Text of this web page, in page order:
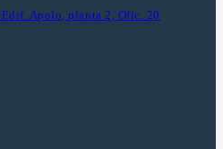
Apolo, planta 2, Ofic. 20